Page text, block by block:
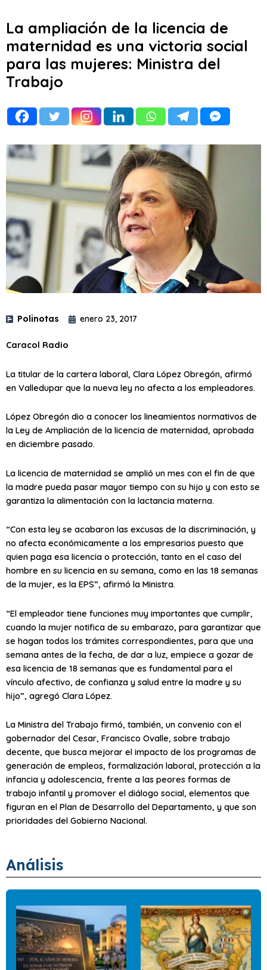
La ampliación de la licencia de
maternidad es una victoria social
para las mujeres: Ministra del
Trabajo
Polinotas enero 23, 2017
Caracol Radio
La titular de la cartera laboral, Clara López Obregón, afirmó
en Valledupar que la nueva ley no afecta a los empleadores.
López Obregón dio a conocer los lineamientos normativos de
la Ley de Ampliación de la licencia de maternidad, aprobada
en diciembre pasado.
La licencia de maternidad se amplió un mes con el fin de que
la madre pueda pasar mayor tiempo con su hijo y con esto se
garantiza la alimentación con la lactancia materna.
“Con esta ley se acabaron las excusas de la discriminación, y
no afecta económicamente a los empresarios puesto que
quien paga esa licencia o protección, tanto en el caso del
hombre en su licencia en su semana, como en las 18 semanas
de la mujer, es la EPS”, afirmó la Ministra.
“El empleador tiene funciones muy importantes que cumplir,
cuando la mujer notifica de su embarazo, para garantizar que
se hagan todos los trámites correspondientes, para que una
semana antes de la fecha, de dar a luz, empiece a gozar de
esa licencia de 18 semanas que es fundamental para el
vínculo afectivo, de confianza y salud entre la madre y su
hijo”, agregó Clara López.
La Ministra del Trabajo firmó, también, un convenio con el
gobernador del Cesar, Francisco Ovalle, sobre trabajo
decente, que busca mejorar el impacto de los programas de
generación de empleos, formalización laboral, protección a la
infancia y adolescencia, frente a las peores formas de
trabajo infantil y promover el diálogo social, elementos que
figuran en el Plan de Desarrollo del Departamento, y que son
prioridades del Gobierno Nacional.
Análisis